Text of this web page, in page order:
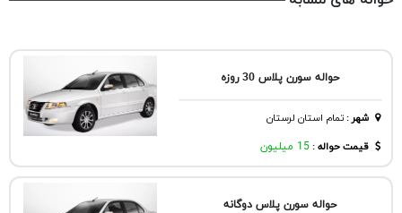
حواله سورن پلاس 30 روزه
شهر:تمام استان لرستان
قیمت حواله :15 میلیون
حواله سورن پلاس دوگانه